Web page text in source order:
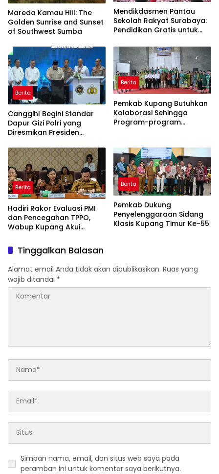
Mareda Kamau Hill: The
Golden Sunrise and Sunset
of Southwest Sumba
Mendikdasmen Pantau
Sekolah Rakyat Surabaya:
Pendidikan Gratis untuk
Berita
Canggih! Begini Standar
Dapur Gizi Polri yang
Diresmikan Presiden
Berita
Pemkab Kupang Butuhkan
Kolaborasi Sehingga
Program-program
Berita
Hadiri Rakor Evaluasi PMI
dan Pencegahan TPPO,
Wabup Kupang Akui
Bermasalah
Berita
Pemkab Dukung
Penyelenggaraan Sidang
Klasis Kupang Timur Ke-55
Tinggalkan Balasan
Alamat email Anda tidak akan dipublikasikan. Ruas yang
wajib ditandai *
Simpan nama, email, dan situs web saya pada
peramban ini untuk komentar saya berikutnya.